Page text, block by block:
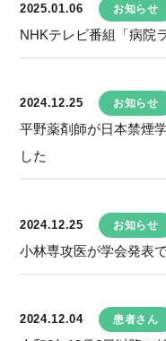
2025.01.06 お知らせ
NHKテレビ番組「病院
2024.12.25 お知らせ
平野薬剤師が日本禁煙
した
2024.12.25 お知らせ
小林専攻医が学会発表
2024.12.04 患者さん